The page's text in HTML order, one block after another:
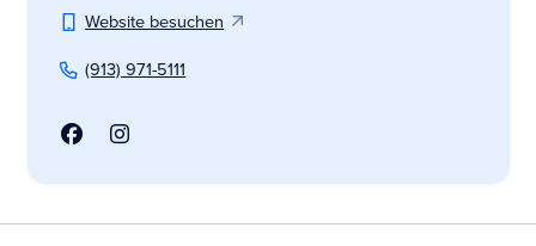
Website besuchen
(913) 971-5111